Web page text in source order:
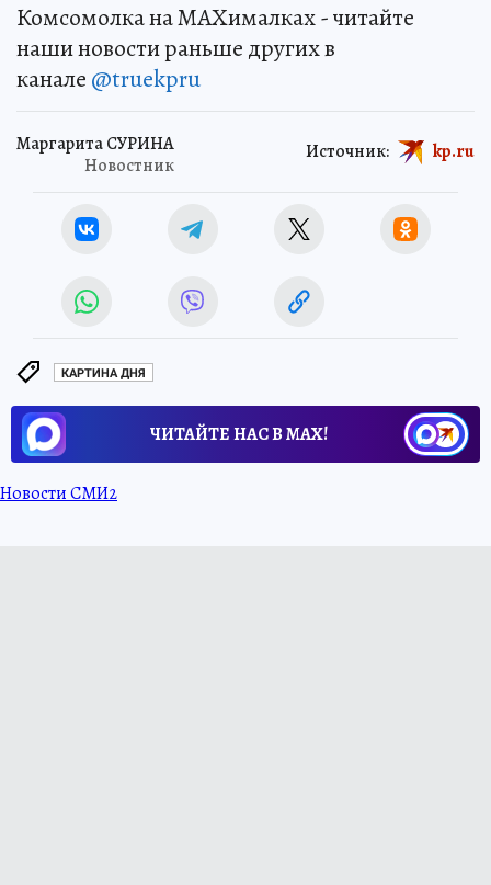
Комсомолка на MAXималках - читайте
наши новости раньше других в
канале @truekpru
Маргарита СУРИНА
Новостник
Источник: kp.ru
КАРТИНА ДНЯ
ЧИТАЙТЕ НАС В МАХ!
Новости СМИ2